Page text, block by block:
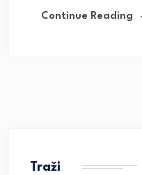
Continue Reading
Traži